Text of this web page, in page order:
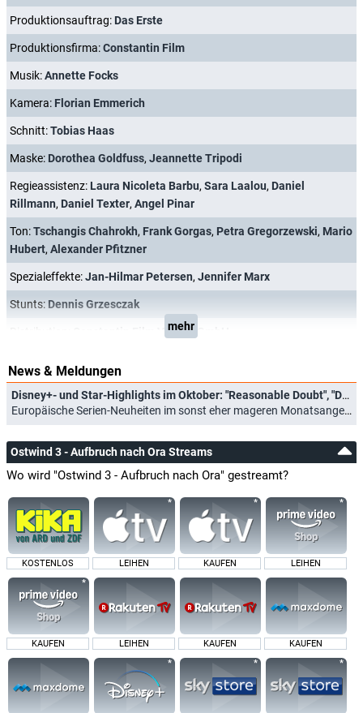
Produktionsauftrag: Das Erste
Produktionsfirma:Constantin Film
Musik:Annette Focks
Kamera: Florian Emmerich
Schnitt:Tobias Haas
Maske: Dorothea Goldfuss, Jeannette Tripodi
Regieassistenz: Laura Nicoleta Barbu, Sara Laalou, Daniel
Rillmann, Daniel Texter, Angel Pinar
Ton:Tschangis Chahrokh, Frank Gorgas, Petra Gregorzewski, Mario
Hubert, Alexander Pfitzner
Spezialeffekte:Jan-Hilmar Petersen, Jennifer Marx
Stunts: Dennis Grzesczak
Constantin Film Verleih GmbH
mehr
News & Meldungen
Disney+- und Star-Highlights im Oktober: "Reasonable Doubt", "Die Simpsons" und "Rivals"
Europäische Serien-Neuheiten im sonst eher mageren Monatsangebot (30.09.2024)
Ostwind 3 - Aufbruch nach Ora Streams
Wo wird "Ostwind 3 - Aufbruch nach Ora" gestreamt?
KOSTENLOS LEIHEN KAUFEN LEIHEN
KAUFEN LEIHEN KAUFEN KAUFEN